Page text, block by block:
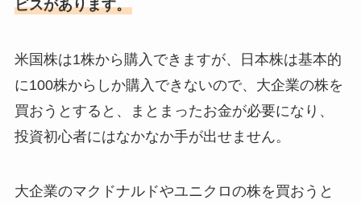
ビスがあります。
米国株は1株から購入できますが、日本株は基本的
に100株からしか購入できないので、大企業の株を
買おうとすると、まとまったお金が必要になり、
投資初心者にはなかなか手が出せません。
大企業のマクドナルドやユニクロの株を買おうと